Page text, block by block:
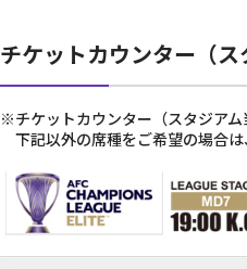
チケットカウンター（
※チケットカウンター（スタジアム
下記以外の席種をご希望の場合